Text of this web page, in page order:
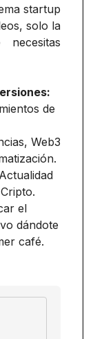
startup
solo la
necesitas
de
Web3
Actualidad
el
dándote
café.